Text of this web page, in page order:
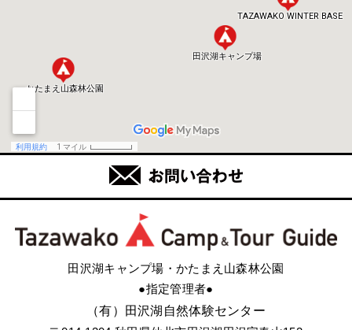
田沢湖キャンプ場・かたまえ山森林公園
●指定管理者●
（有）田沢湖自然体験センター